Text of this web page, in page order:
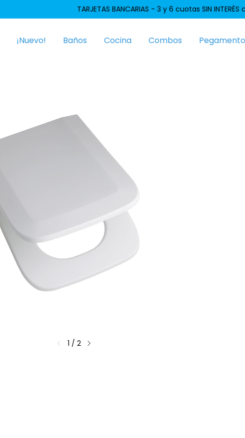
TARJETAS BANCARIAS - 3 y 6 cuotas SIN
¡Nuevo! Baños Cocina Combos
1 / 2